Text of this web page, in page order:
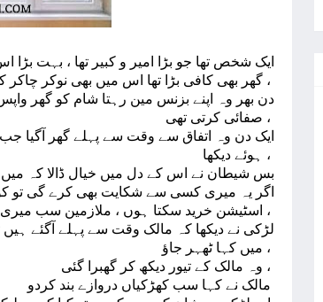
ایک شخص تھا جو بڑا امیر و کبیر تھا ، بہت بڑا
گھر بھی کافی بڑا تھا اس میں بھی نوکر چاکر کام کرتے تھے ،
دن بھر وہ اپنے بزنس مین رہتا شام کو گھر واپس
صفائی کرتی تھی ،
ایک دن وہ اتفاق سے وقت سے پہلے گھر آگیا جب
ہوئے دیکھا ،
بس شیطان نے اس کے دل میں خیال ڈالا کہ
اگر یہ میری کسی سے شکایت بھی کرے گی تو
اسٹیشن خرید سکتا ہوں ، ملازمین سب میری بات مانیں گے ،
لڑکی نے دیکھا کہ مالک وقت سے پہلے آگئے ہیں
میں کہا ٹھہر جاؤ ،
وہ مالک کے تیور دیکھ کر گھبرا گئی ،